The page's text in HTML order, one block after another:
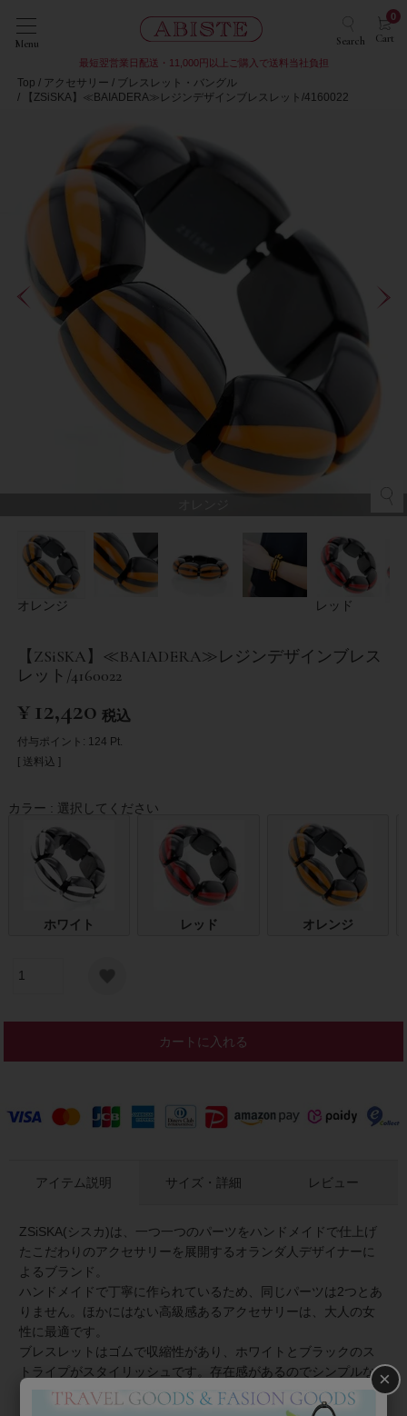
Menu Search Cart
0
最短翌営業日配送・11,000円以上ご購入で送料当社負担
Top アクセサリー
ブレスレット・バングル
【ZSiSKA】≪BAIADERA≫レジンデザインブレスレット/4160022
オレンジ レッド
【ZSiSKA】≪BAIADERA≫レジンデザインブレス
レット/4160022
¥12,420 税込
付与ポイント: 124 Pt.
送料込
カラー 選択してください
ホワイト レッド オレンジ
カートに入れる
アイテム説明
ZSiSKA(シスカ)は、一つ一つのパーツをハンドメイドで仕上げ
たこだわりのアクセサリーを展開するオランダ人デザイナーに
よるブランド。
ハンドメイドで丁寧に作られているため、同じパーツは2つとあ
りません。ほかにはない高級感あるアクセサリーは、大人の女
性に最適です。
ブレスレットはゴムで収縮性があり、ホワイトとブラックのス
トライプがスタイリッシュです。存在感があるのでシンプルな
お洋服にもお楽しみいただけます。
土星をイメージして作られたデザインは、色の配色が何とも神
サイズ・詳細 レビュー
×